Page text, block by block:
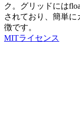
ク。グリッドには
されており、簡単
徴です。
MITライセンス